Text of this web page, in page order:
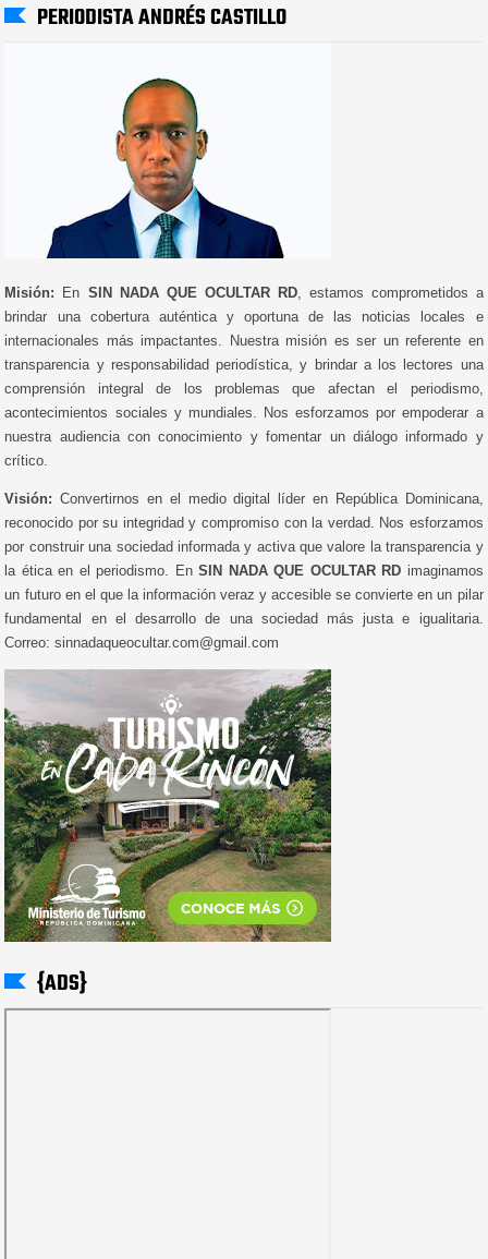
PERIODISTA ANDRÉS CASTILLO
Misión: En SIN NADA QUE OCULTAR RD, estamos comprometidos a
brindar una cobertura auténtica y oportuna de las noticias locales e
internacionales más impactantes. Nuestra misión es ser un referente en
transparencia y responsabilidad periodística, y brindar a los lectores una
comprensión integral de los problemas que afectan el periodismo,
acontecimientos sociales y mundiales. Nos esforzamos por empoderar a
nuestra audiencia con conocimiento y fomentar un diálogo informado y
crítico.
Visión: Convertirnos en el medio digital líder en República Dominicana,
reconocido por su integridad y compromiso con la verdad. Nos esforzamos
por construir una sociedad informada y activa que valore la transparencia y
la ética en el periodismo. EnSIN NADA QUE OCULTAR RD imaginamos
un futuro en el que la información veraz y accesible se convierte en un pilar
fundamental en el desarrollo de una sociedad más justa e igualitaria.
Correo: sinnadaqueocultar.com@gmail.com
{ADS}